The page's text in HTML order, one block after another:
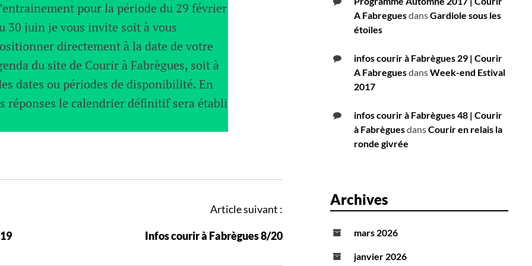
pour la période du 29 février
30 juin je vous invite soit à vous
directement à la date de votre
du site de Courir à Fabrègues, soit à
dates ou périodes de disponibilité. En
réponses le calendrier définitif sera établi
Article suivant :
Infos courir à Fabrègues 8/20
A FabreguesdansGardiole sous les
étoiles
infos courir à Fabrègues 29 | Courir
A FabreguesdansWeek-end Estival
2017
infos courir à Fabrègues 48 | Courir
à FabrèguesdansCourir en relais la
ronde givrée
Archives
mars 2026
janvier 2026